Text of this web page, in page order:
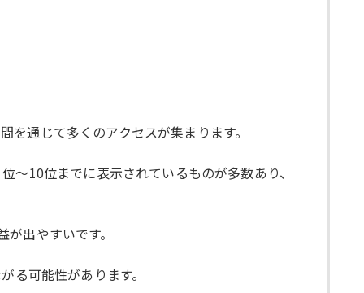
通じて多くのアクセスが集まります。
〜10位までに表示されているものが多数あり、
出やすいです。
る可能性があります。